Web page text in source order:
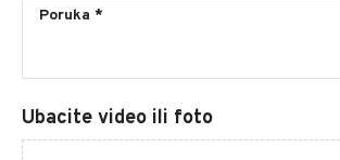
Ubacite video ili foto